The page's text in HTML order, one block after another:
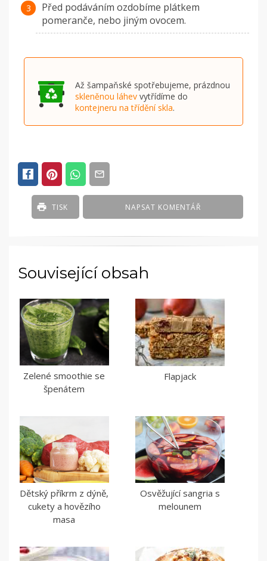
Před podáváním ozdobíme plátkem
pomeranče, nebo jiným ovocem.
Až šampaňské spotřebujeme, prázdnou
skleněnou láhev vytřídíme do
kontejneru na třídění skla.
NAPSAT KOMENTÁŘ
TISK
Související obsah
Zelené smoothie se
špenátem
Flapjack
Dětský příkrm z dýně,
cukety a hovězího
masa
Osvěžující sangria s
melounem